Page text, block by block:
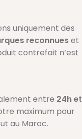
uniquement des
reconnueset
contrefait n’est
entre 24h et
maximum pour
au Maroc.